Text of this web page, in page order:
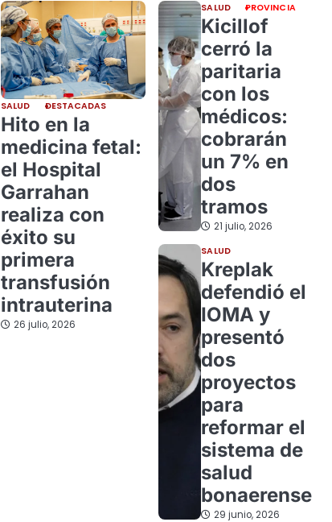
SALUD DESTACADAS
Hito en la
medicina fetal:
el Hospital
Garrahan
realiza con
éxito su
primera
transfusión
intrauterina
26 julio, 2026
SALUD PROVINCIA
Kicillof
cerró la
paritaria
con los
médicos:
cobrarán
un 7% en
dos
tramos
21 julio, 2026
SALUD
Kreplak
defendió el
IOMA y
presentó
dos
proyectos
para
reformar el
sistema de
salud
bonaerense
29 junio, 2026